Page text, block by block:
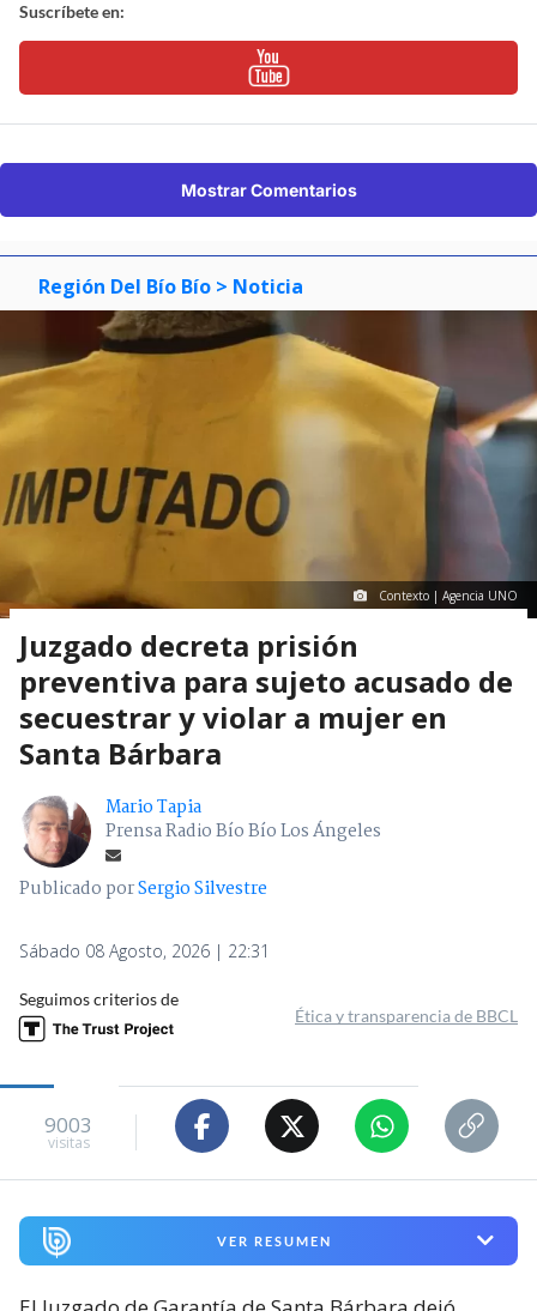
Suscríbete en:
Mostrar Comentarios
Región Del Bío Bío > Noticia
Contexto | Agencia UNO
Juzgado decreta prisión
preventiva para sujeto acusado de
secuestrar y violar a mujer en
Santa Bárbara
Mario Tapia
Prensa Radio Bío Bío Los Ángeles
Publicado porSergio Silvestre
Sábado 08 Agosto, 2026 | 22:31
Seguimos criterios de
Ética y transparencia de BBCL
9003
visitas
VER RESUMEN